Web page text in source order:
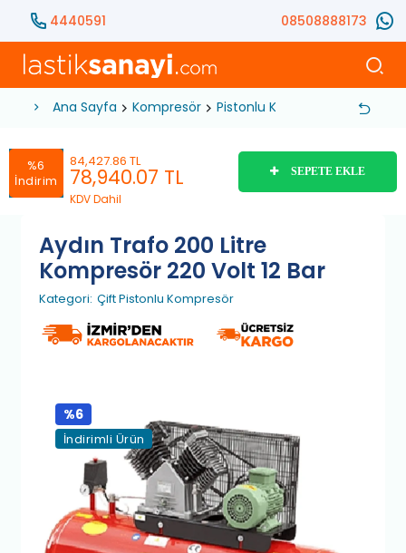
4440591 08508888173
Ana Sayfa Kompresör Pistonlu Kompresör Çift
%6
İndirim
84,427.86 TL
78,940.07 TL
KDV Dahil
SEPETE EKLE
Aydın Trafo 200 Litre
Kompresör 220 Volt 12 Bar
Kategori: Çift Pistonlu Kompresör
%6
İndirimli Ürün